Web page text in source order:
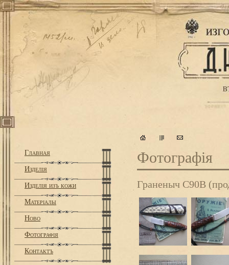
Главная
Изделiя
Изделiя изъ кожи
Матерiалы
Ново
Фотографiя
Контактъ
Фотографiя
Граненыч С90В